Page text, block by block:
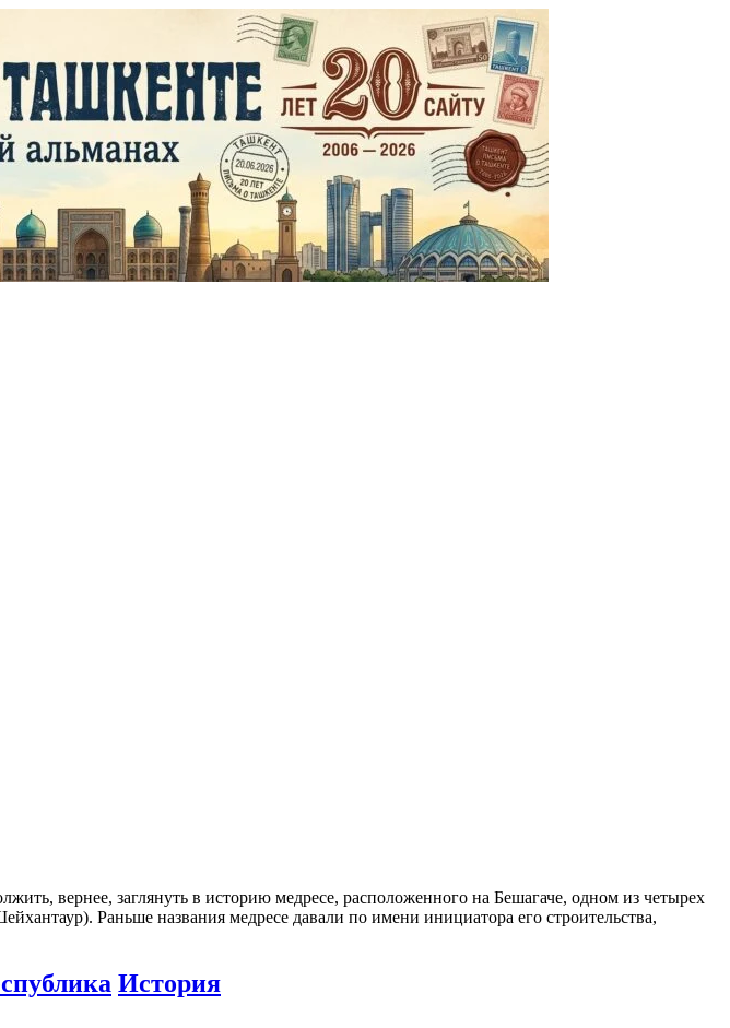
вернее, заглянуть в историю медресе, расположенного на Бешагаче, одном из четырех
Раньше названия медресе давали по имени инициатора его строительства,
История